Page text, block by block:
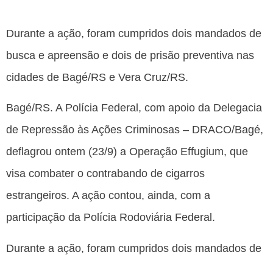
Durante a ação, foram cumpridos dois mandados de
busca e apreensão e dois de prisão preventiva nas
cidades de Bagé/RS e Vera Cruz/RS.
Bagé/RS. A Polícia Federal, com apoio da Delegacia
de Repressão às Ações Criminosas – DRACO/Bagé,
deflagrou ontem (23/9) a Operação Effugium, que
visa combater o contrabando de cigarros
estrangeiros. A ação contou, ainda, com a
participação da Polícia Rodoviária Federal.
Durante a ação, foram cumpridos dois mandados de